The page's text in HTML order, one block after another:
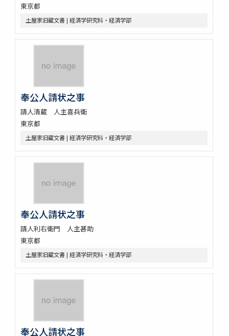
東京都
土屋家旧蔵文書 | 経済学研究科・経済学部
奉公人請状之事
請人清蔵 人主喜兵衛
東京都
土屋家旧蔵文書 | 経済学研究科・経済学部
奉公人請状之事
請人利右衛門 人主甚助
東京都
土屋家旧蔵文書 | 経済学研究科・経済学部
奉公人請状之事